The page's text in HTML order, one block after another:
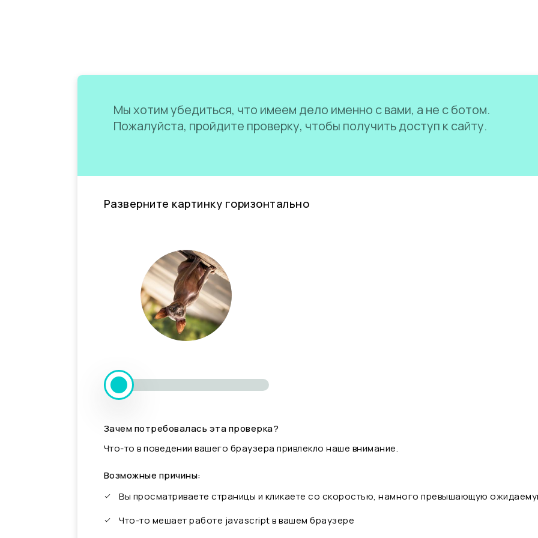
Мы хотим убедиться, что имеем дело именно с вами, а не с ботом.
Пожалуйста, пройдите проверку, чтобы получить доступ к сайту.
Разверните картинку горизонтально
Зачем потребовалась эта проверка?
Что-то в поведении вашего браузера привлекло наше внимание.
Возможные причины:
Вы просматриваете страницы и кликаете со скоростью, намного превышающую
Что-то мешает работе javascript в вашем браузере